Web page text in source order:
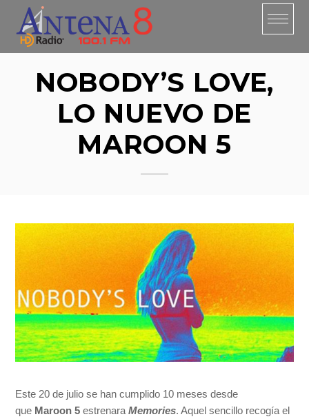
content
NOBODY’S LOVE,
LO NUEVO DE
MAROON 5
Este 20 de julio se han cumplido 10 meses desde
que Maroon 5 estrenaraMemories. Aquel sencillo recogía el